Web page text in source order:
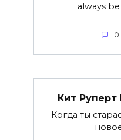
always
0
Кит
Когда ты